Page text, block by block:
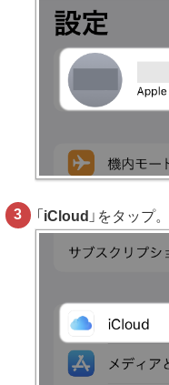
「 iCloud 」をタップ。